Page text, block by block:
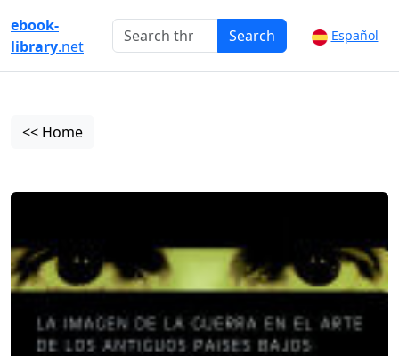
ebook-
library.net
Search Español
<< Home